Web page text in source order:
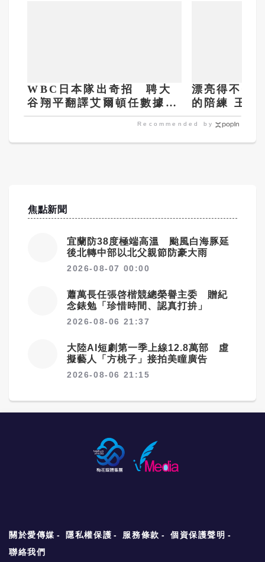
WBC日本隊出奇招 聘大
谷翔平翻譯艾爾頓任數據分
析師
漂亮得不像
的陪練 王添
美女
Recommended by
焦點新聞
宜蘭防38度極端高溫 颱風白海豚延
後北轉中部以北父親節防豪大雨
2026-08-07 00:00
蕭萬長任張啓楷競總榮譽主委 贈紀
念錶勉「珍惜時間、認真打拚」
2026-08-06 21:37
大陸AI短劇第一季上線12.8萬部 虛
擬藝人「方桃子」接拍美瞳廣告
2026-08-06 21:15
關於愛傳媒 隱私權保護 服務條款
個資保護聲明
聯絡我們